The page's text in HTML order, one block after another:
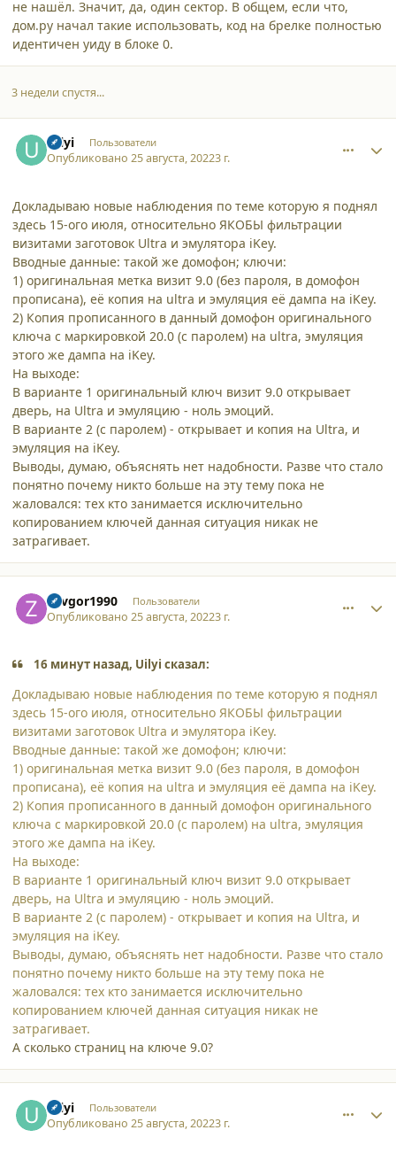
не нашёл. Значит, да, один сектор. В общем, если что,
дом.ру начал такие использовать, код на брелке полностью
идентичен уиду в блоке 0.
3 недели спустя...
Uilyi Пользователи
Опубликовано25 августа, 20223 г.
Докладываю новые наблюдения по теме которую я поднял
здесь 15-ого июля, относительно ЯКОБЫ фильтрации
визитами заготовок Ultra и эмулятора iKey.
Вводные данные: такой же домофон; ключи:
1) оригинальная метка визит 9.0 (без пароля, в домофон
прописана), её копия на ultra и эмуляция её дампа на iKey.
2) Копия прописанного в данный домофон оригинального
ключа с маркировкой 20.0 (с паролем) на ultra, эмуляция
этого же дампа на iKey.
На выходе:
В варианте 1 оригинальный ключ визит 9.0 открывает
дверь, на Ultra и эмуляцию - ноль эмоций.
В варианте 2 (с паролем) - открывает и копия на Ultra, и
эмуляция на iKey.
Выводы, думаю, объяснять нет надобности. Разве что стало
понятно почему никто больше на эту тему пока не
жаловался: тех кто занимается исключительно
копированием ключей данная ситуация никак не
затрагивает.
Zavgor1990 Пользователи
Опубликовано25 августа, 20223 г.
16 минут назад, Uilyi сказал:
Докладываю новые наблюдения по теме которую я поднял
здесь 15-ого июля, относительно ЯКОБЫ фильтрации
визитами заготовок Ultra и эмулятора iKey.
Вводные данные: такой же домофон; ключи:
1) оригинальная метка визит 9.0 (без пароля, в домофон
прописана), её копия на ultra и эмуляция её дампа на iKey.
2) Копия прописанного в данный домофон оригинального
ключа с маркировкой 20.0 (с паролем) на ultra, эмуляция
этого же дампа на iKey.
На выходе:
В варианте 1 оригинальный ключ визит 9.0 открывает
дверь, на Ultra и эмуляцию - ноль эмоций.
В варианте 2 (с паролем) - открывает и копия на Ultra, и
эмуляция на iKey.
Выводы, думаю, объяснять нет надобности. Разве что стало
понятно почему никто больше на эту тему пока не
жаловался: тех кто занимается исключительно
копированием ключей данная ситуация никак не
затрагивает.
А сколько страниц на ключе 9.0?
Uilyi Пользователи
Опубликовано25 августа, 20223 г.